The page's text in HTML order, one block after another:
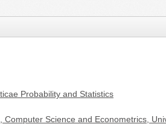
Probability and Statistics
Computer Science and Econometrics,